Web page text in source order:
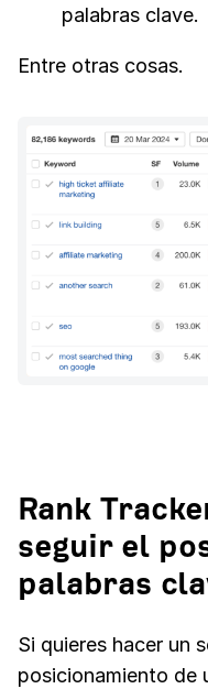
palabras clave.
Entre otras cosas.
Rank
seguir el
palabras
Si quieres hacer un
posicionamiento de